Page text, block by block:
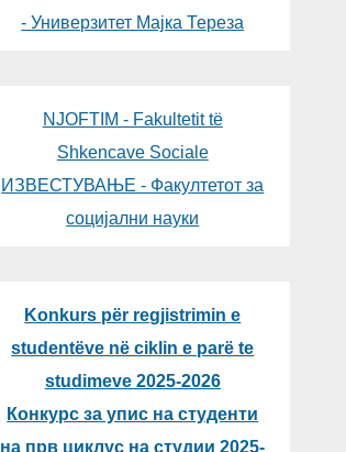
- Универзитет Мајка Тереза
NJOFTIM - Fakultetit të
Shkencave Sociale
ИЗВЕСТУВАЊЕ - Факултетот за
социјални науки
Konkurs për regjistrimin e
studentëve në ciklin e parë te
studimeve 2025-2026
Конкурс за упис на студенти
на прв циклус на студии 2025-